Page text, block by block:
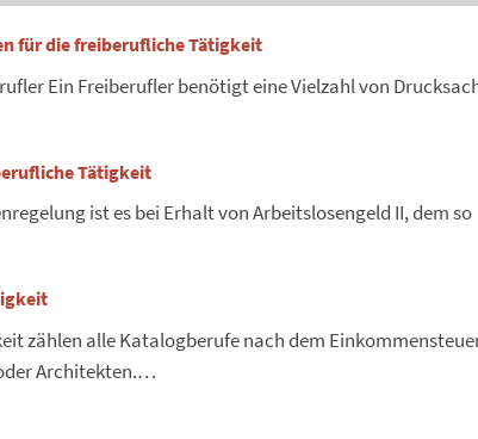
für die freiberufliche Tätigkeit
Ein Freiberufler benötigt eine Vielzahl von
Tätigkeit
ist es bei Erhalt von Arbeitslosengeld II, dem so
zählen alle Katalogberufe nach dem
Architekten.…